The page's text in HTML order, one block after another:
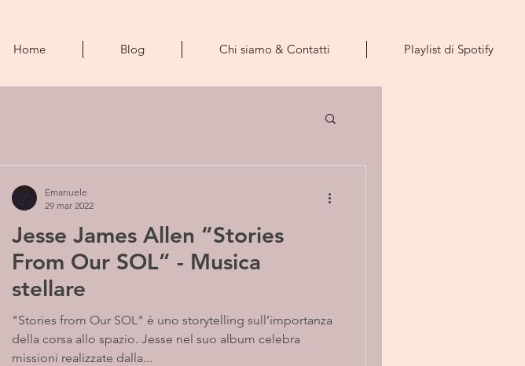
Home Blog Chi siamo & Contatti Playlist di Spotify
Jesse James Allen “Stories
From Our SOL” - Musica
stellare
"Stories from Our SOL" è uno storytelling sull’importanza
della corsa allo spazio. Jesse nel suo album celebra
missioni realizzate dalla...
Emanuele
29 mar 2022